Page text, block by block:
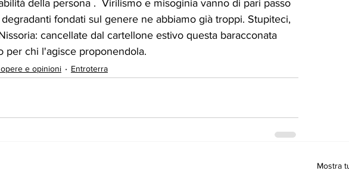
della persona .  Virilismo e misoginia vanno di pari passo
fondati sul genere ne abbiamo già troppi. Stupiteci,
cancellate dal cartellone estivo questa baracconata
per chi l'agisce proponendola.
e opinioni Entroterra
Mostra